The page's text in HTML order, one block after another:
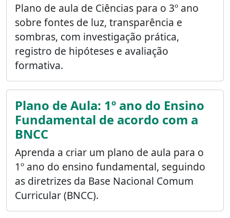
Plano de aula de Ciências para o 3º ano
sobre fontes de luz, transparência e
sombras, com investigação prática,
registro de hipóteses e avaliação
formativa.
Plano de Aula: 1º ano do Ensino
Fundamental de acordo com a
BNCC
Aprenda a criar um plano de aula para o
1º ano do ensino fundamental, seguindo
as diretrizes da Base Nacional Comum
Curricular (BNCC).